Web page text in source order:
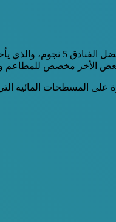
كما يضم
الأخر مخصص للمطاعم
على المسطحات المائية